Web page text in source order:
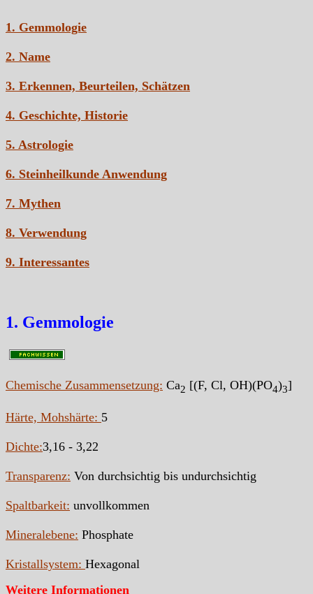
1. Gemmologie
2. Name
3. Erkennen, Beurteilen, Schätzen
4. Geschichte, Historie
5. Astrologie
6. Steinheilkunde Anwendung
7. Mythen
8. Verwendung
9. Interessantes
1. Gemmologie
Chemische Zusammensetzung: Ca2 [(F, Cl, OH)(PO4)3]
Härte, Mohshärte: 5
Dichte:3,16 - 3,22
Transparenz: Von durchsichtig bis undurchsichtig
Spaltbarkeit: unvollkommen
Mineralebene: Phosphate
Kristallsystem: Hexagonal
Weitere Informationen